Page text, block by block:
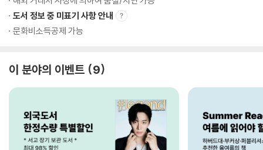
도서 정보 중 미표기 사항 안내
문화비소득공제 가능
이 분야의 이벤트 9